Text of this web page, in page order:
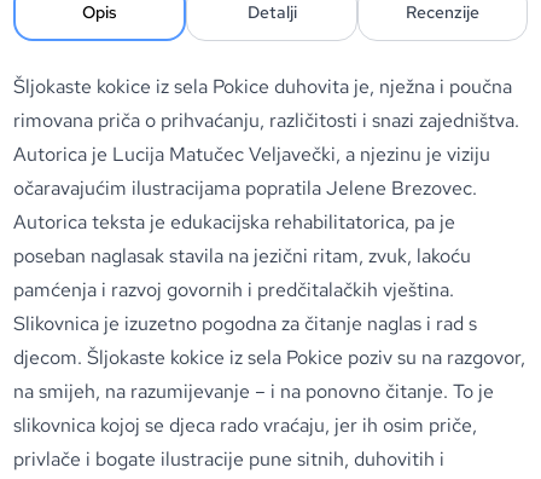
Opis Detalji Recenzije
Šljokaste kokice iz sela Pokice duhovita je, nježna i poučna
rimovana priča o prihvaćanju, različitosti i snazi zajedništva.
Autorica je Lucija Matučec Veljavečki, a njezinu je viziju
očaravajućim ilustracijama popratila Jelene Brezovec.
Autorica teksta je edukacijska rehabilitatorica, pa je
poseban naglasak stavila na jezični ritam, zvuk, lakoću
pamćenja i razvoj govornih i predčitalačkih vještina.
Slikovnica je izuzetno pogodna za čitanje naglas i rad s
djecom. Šljokaste kokice iz sela Pokice poziv su na razgovor,
na smijeh, na razumijevanje – i na ponovno čitanje. To je
slikovnica kojoj se djeca rado vraćaju, jer ih osim priče,
privlače i bogate ilustracije pune sitnih, duhovitih i